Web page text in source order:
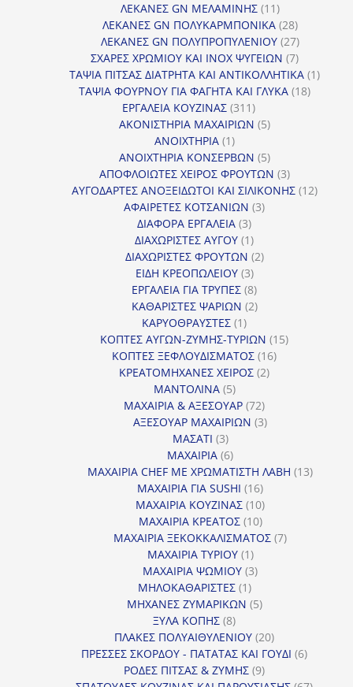
ΛΕΚΑΝΕΣ GN ΜΕΛΑΜΙΝΗΣ 1111
προϊόντα
ΛΕΚΑΝΕΣ GN ΠΟΛΥΚΑΡΜΠΟΝΙΚΑ 2828
προϊόντα
ΛΕΚΑΝΕΣ GN ΠΟΛΥΠΡΟΠΥΛΕΝΙΟΥ 2727
προϊόντα
ΣΧΑΡΕΣ ΧΡΩΜΙΟΥ ΚΑΙ INOX ΨΥΓΕΙΩΝ 77
προϊόντα
ΤΑΨΙΑ ΠΙΤΣΑΣ ΔΙΑΤΡΗΤΑ ΚΑΙ ΑΝΤΙΚΟΛΛΗΤΙΚΑ 11
ΤΑΨΙΑ ΦΟΥΡΝΟΥ ΓΙΑ ΦΑΓΗΤΑ ΚΑΙ ΓΛΥΚΑ 1818
ΕΡΓΑΛΕΙΑ ΚΟΥΖΙΝΑΣ 311311
προϊόντα
ΑΚΟΝΙΣΤΗΡΙΑ ΜΑΧΑΙΡΙΩΝ 55
ΑΝΟΙΧΤΗΡΙΑ 11
προϊόν
ΑΝΟΙΧΤΗΡΙΑ ΚΟΝΣΕΡΒΩΝ 55
προϊόντα
ΑΠΟΦΛΟΙΩΤΕΣ ΧΕΙΡΟΣ ΦΡΟΥΤΩΝ 33
προϊόντα
ΑΥΓΟΔΑΡΤΕΣ ΑΝΟΞΕΙΔΩΤΟΙ ΚΑΙ ΣΙΛΙΚΟΝΗΣ 1212
ΑΦΑΙΡΕΤΕΣ ΚΟΤΣΑΝΙΩΝ 33
ΔΙΑΦΟΡΑ ΕΡΓΑΛΕΙΑ 33
προϊόντα
ΔΙΑΧΩΡΙΣΤΕΣ ΑΥΓΟΥ 11
προϊόν
ΔΙΑΧΩΡΙΣΤΕΣ ΦΡΟΥΤΩΝ 22
ΕΙΔΗ ΚΡΕΟΠΩΛΕΙΟΥ 33
προϊόντα
ΕΡΓΑΛΕΙΑ ΓΙΑ ΤΡΥΠΕΣ 88
προϊόντα
ΚΑΘΑΡΙΣΤΕΣ ΨΑΡΙΩΝ 22
ΚΑΡΥΟΘΡΑΥΣΤΕΣ 11
προϊόν
ΚΟΠΤΕΣ ΑΥΓΩΝ-ΖΥΜΗΣ-ΤΥΡΙΩΝ 1515
ΚΟΠΤΕΣ ΞΕΦΛΟΥΔΙΣΜΑΤΟΣ 1616
ΚΡΕΑΤΟΜΗΧΑΝΕΣ ΧΕΙΡΟΣ 22
ΜΑΝΤΟΛΙΝΑ 55
προϊόντα
ΜΑΧΑΙΡΙΑ & ΑΞΕΣΟΥΑΡ 7272
προϊόντα
ΑΞΕΣΟΥΑΡ ΜΑΧΑΙΡΙΩΝ 33
ΜΑΣΑΤΙ 33
προϊόντα
ΜΑΧΑΙΡΙΑ 66
προϊόντα
ΜΑΧΑΙΡΙΑ CHEF ΜΕ ΧΡΩΜΑΤΙΣΤΗ ΛΑΒΗ 1313
ΜΑΧΑΙΡΙΑ ΓΙΑ SUSHI 1616
προϊόντα
ΜΑΧΑΙΡΙΑ ΚΟΥΖΙΝΑΣ 1010
προϊόντα
ΜΑΧΑΙΡΙΑ ΚΡΕΑΤΟΣ 1010
προϊόντα
ΜΑΧΑΙΡΙΑ ΞΕΚΟΚΚΑΛΙΣΜΑΤΟΣ 77
ΜΑΧΑΙΡΙΑ ΤΥΡΙΟΥ 11
προϊόν
ΜΑΧΑΙΡΙΑ ΨΩΜΙΟΥ 33
ΜΗΛΟΚΑΘΑΡΙΣΤΕΣ 11
προϊόν
ΜΗΧΑΝΕΣ ΖΥΜΑΡΙΚΩΝ 55
ΞΥΛΑ ΚΟΠΗΣ 88
προϊόντα
ΠΛΑΚΕΣ ΠΟΛΥΑΙΘΥΛΕΝΙΟΥ 2020
προϊόντα
ΠΡΕΣΣΕΣ ΣΚΟΡΔΟΥ - ΠΑΤΑΤΑΣ ΚΑΙ ΓΟΥΔΙ 66
ΡΟΔΕΣ ΠΙΤΣΑΣ & ΖΥΜΗΣ 99